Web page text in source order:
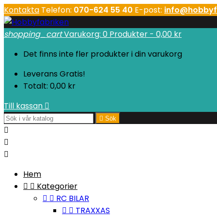
Kontakta Telefon: 070-624 55 40 E-post:
shopping_cartVarukorg: 0 Produkter - 0,00 kr
Det finns inte fler produkter i din varukorg
Leverans Gratis!
Totalt: 0,00 kr
Till kassan 
 Sök



Hem
  Kategorier
  RC BILAR
  TRAXXAS